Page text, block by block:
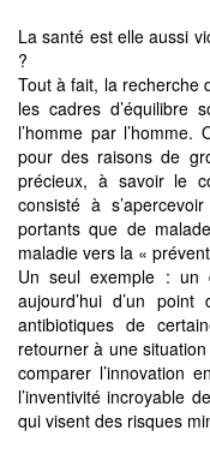
La santé est elle aussi
?
Tout à fait, la recherche
les cadres d’équilibre
l’homme par
pour des raisons de
précieux, à savoir le
consisté à
portants que de
maladie vers la «
Un seul exemple : un
aujourd’hui d’un
antibiotiques de
retourner à une
comparer l’innovation
l’inventivité incroyable
qui visent des risques